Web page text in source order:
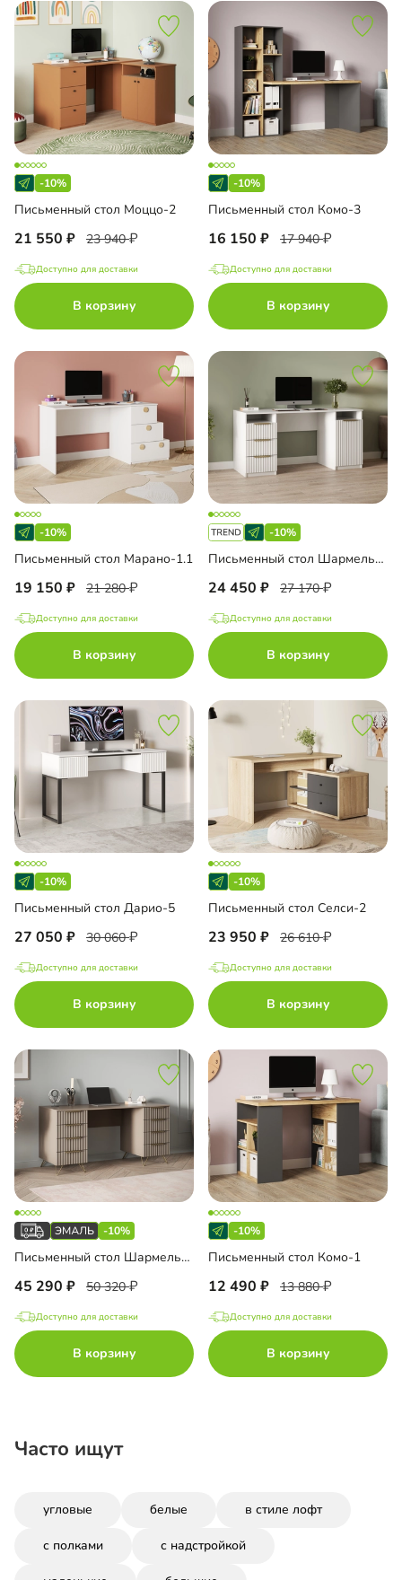
-10%
Письменный стол Моццо-2
21 550 23 940
Доступно для доставки
В корзину
-10%
Письменный стол Комо-3
16 150 17 940
Доступно для доставки
В корзину
-10%
Письменный стол Марано-1.1
19 150 21 280
Доступно для доставки
В корзину
-10%
Письменный стол Шармель-4 Лайф
24 450 27 170
Доступно для доставки
В корзину
-10%
Письменный стол Дарио-5
27 050 30 060
Доступно для доставки
В корзину
-10%
Письменный стол Селси-2
23 950 26 610
Доступно для доставки
В корзину
-10%
Письменный стол Шармель-2 Эмаль
45 290 50 320
Доступно для доставки
В корзину
-10%
Письменный стол Комо-1
12 490 13 880
Доступно для доставки
В корзину
Часто ищут
угловые белые в стиле лофт
с полками с надстройкой